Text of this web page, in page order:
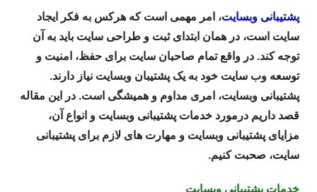
پشتیبانی وبسایت، امر مهمی است که هرکس به فکر ایجاد
سایت است، در همان ابتدای ثبت و طراحی سایت باید به آن
توجه کند. در واقع تمام صاحبان سایت برای حفظ، امنیت و
توسعه وب سایت خود به یک پشتیبان وبسایت نیاز دارند.
پشتیبانی وبسایت، امری مداوم و همیشگی است. در این مقاله
قصد داریم درمورد خدمات پشتیبانی وبسایت و انواع آن،
مزایای پشتیبانی وبسایت و مهارت های لازم برای پشتیبانی
سایت، صحبت کنیم.
خدمات پشتیبانی وبسایت